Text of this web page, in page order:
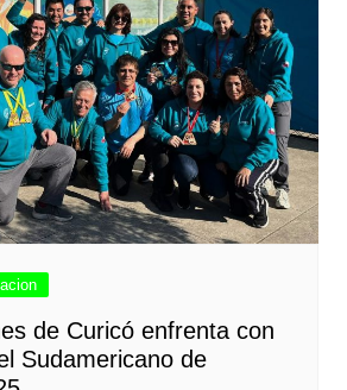
de Curicó enfrenta con
Sudamericano de